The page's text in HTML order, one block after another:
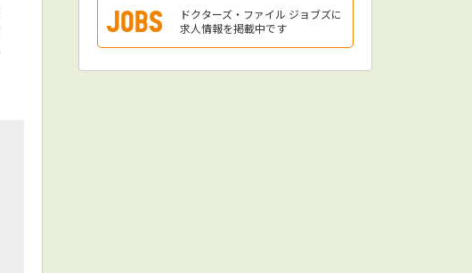
ドクターズ・ファイル ジョブズに
求人情報を掲載中です